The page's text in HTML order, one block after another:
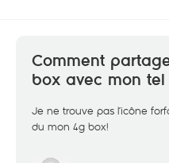
Comment
box avec mon
Je ne trouve pas l’icône
du mon 4g box!